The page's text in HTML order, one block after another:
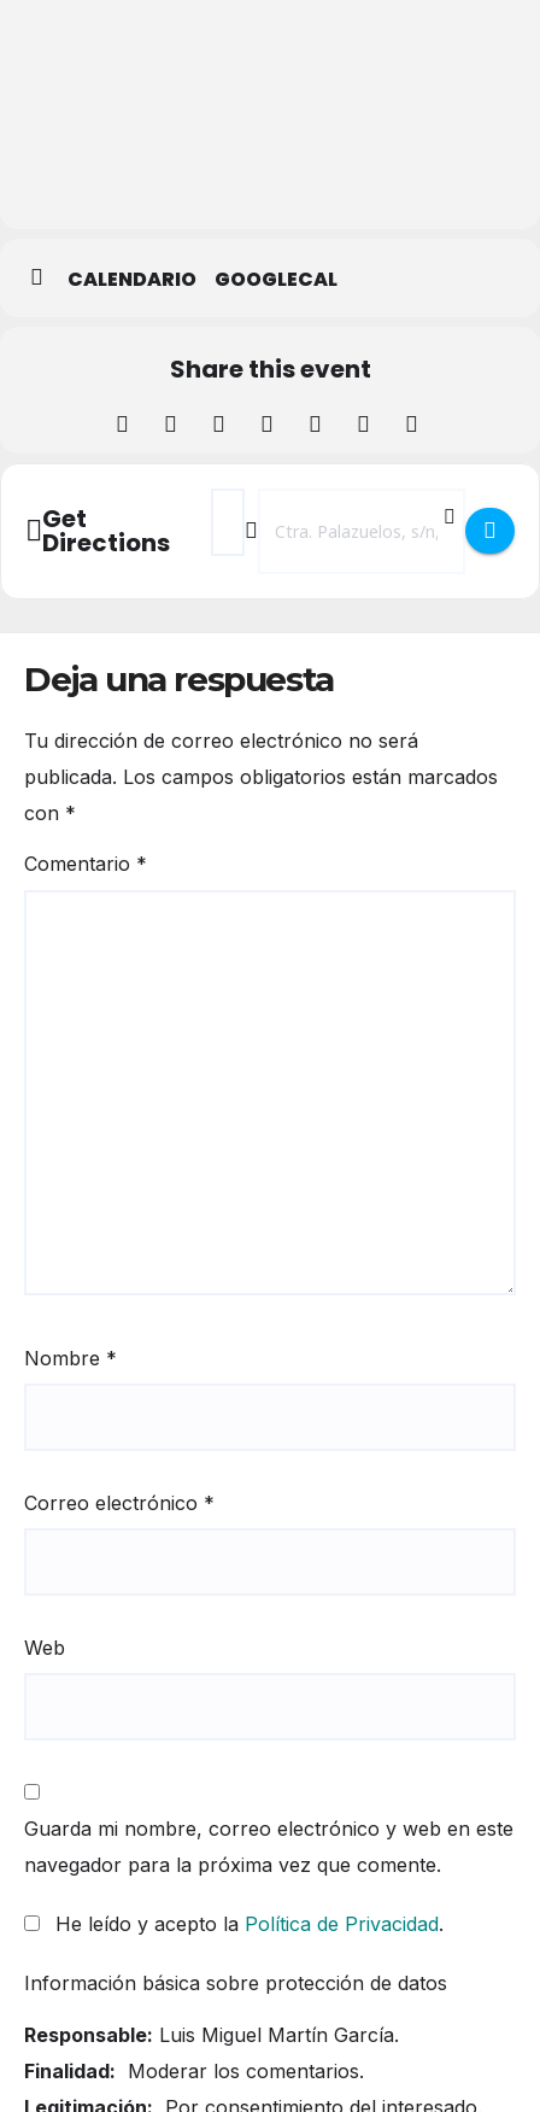
CALENDARIO GOOGLECAL
Share this event
Get
Directions
Address - Piscina de Verano de Segovia []
Destination Address - Piscina de
Deja una respuesta
Tu dirección de correo electrónico no será
publicada. Los campos obligatorios están marcados
con *
Comentario *
Nombre *
Correo electrónico *
Web
Guarda mi nombre, correo electrónico y web en este
navegador para la próxima vez que comente.
He leído y acepto la Política de Privacidad.
Información básica sobre protección de datos
Responsable: Luis Miguel Martín García.
Finalidad: Moderar los comentarios.